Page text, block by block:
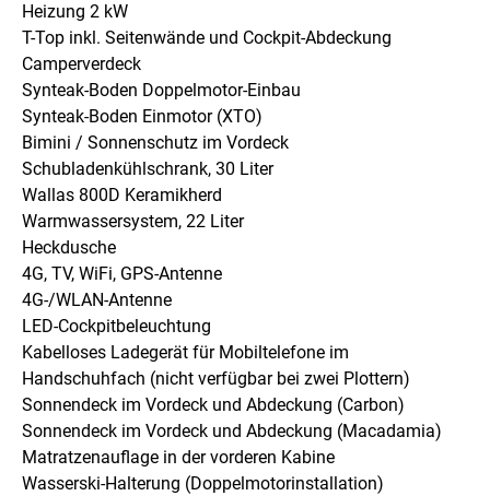
Heizung 2 kW
T-Top inkl. Seitenwände und Cockpit-Abdeckung
Camperverdeck
Synteak-Boden Doppelmotor-Einbau
Synteak-Boden Einmotor (XTO)
Bimini / Sonnenschutz im Vordeck
Schubladenkühlschrank, 30 Liter
Wallas 800D Keramikherd
Warmwassersystem, 22 Liter
Heckdusche
4G, TV, WiFi, GPS-Antenne
4G-/WLAN-Antenne
LED-Cockpitbeleuchtung
Kabelloses Ladegerät für Mobiltelefone im
Handschuhfach (nicht verfügbar bei zwei Plottern)
Sonnendeck im Vordeck und Abdeckung (Carbon)
Sonnendeck im Vordeck und Abdeckung (Macadamia)
Matratzenauflage in der vorderen Kabine
Wasserski-Halterung (Doppelmotorinstallation)